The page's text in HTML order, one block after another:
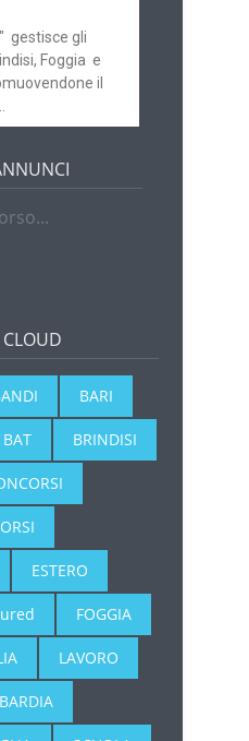
gestisce gli
Foggia e
il
BARI
BAT BRINDISI
ESTERO
FOGGIA
LAVORO